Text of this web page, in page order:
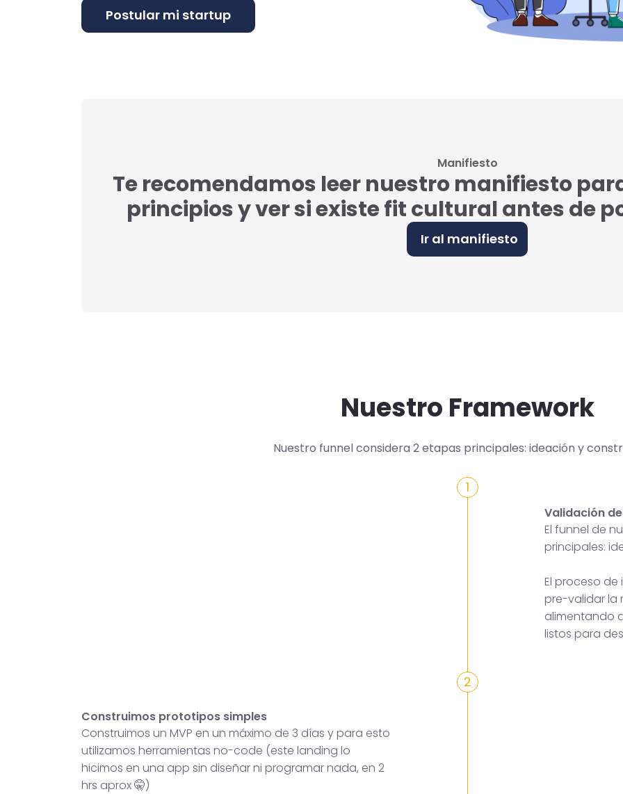
Manifiesto
Te recomendamos leer nuestro manifiesto
principios y ver si existe fit cultural antes de
Ir al manifiesto
Nuestro Framework
Nuestro funnel considera 2 etapas principales: ideación y
1
Validación
El funnel de
principales:
El proceso
pre-validar la
alimentando
listos para
Construimos prototipos simples
Construimos un MVP en un máximo de 3 días y para esto
utilizamos herramientas no-code (este landing lo
hicimos en una app sin diseñar ni programar nada, en 2
hrs aprox 🤫)
2